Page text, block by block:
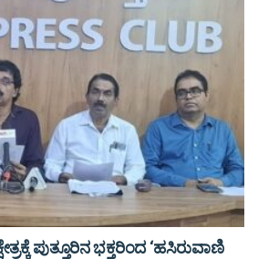
ಪುತ್ತೂರಿನ ಭಕ್ತರಿಂದ ‘ಹಸಿರುವಾಣಿ